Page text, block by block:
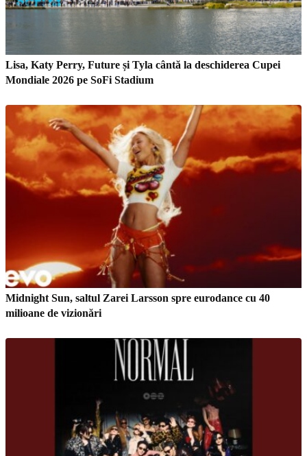
Lisa, Katy Perry, Future și Tyla cântă la deschiderea Cupei
Mondiale 2026 pe SoFi Stadium
Midnight Sun, saltul Zarei Larsson spre eurodance cu 40
milioane de vizionări